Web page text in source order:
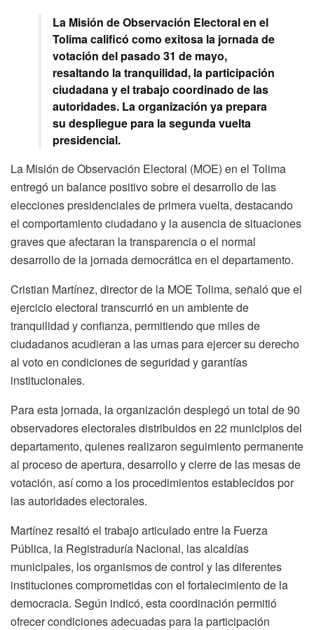
La Misión de Observación Electoral en el
Tolima calificó como exitosa la jornada de
votación del pasado 31 de mayo,
resaltando la tranquilidad, la participación
ciudadana y el trabajo coordinado de las
autoridades. La organización ya prepara
su despliegue para la segunda vuelta
presidencial.
La Misión de Observación Electoral (MOE) en el Tolima
entregó un balance positivo sobre el desarrollo de las
elecciones presidenciales de primera vuelta, destacando
el comportamiento ciudadano y la ausencia de situaciones
graves que afectaran la transparencia o el normal
desarrollo de la jornada democrática en el departamento.
Cristian Martínez, director de la MOE Tolima, señaló que el
ejercicio electoral transcurrió en un ambiente de
tranquilidad y confianza, permitiendo que miles de
ciudadanos acudieran a las urnas para ejercer su derecho
al voto en condiciones de seguridad y garantías
institucionales.
Para esta jornada, la organización desplegó un total de 90
observadores electorales distribuidos en 22 municipios del
departamento, quienes realizaron seguimiento permanente
al proceso de apertura, desarrollo y cierre de las mesas de
votación, así como a los procedimientos establecidos por
las autoridades electorales.
Martínez resaltó el trabajo articulado entre la Fuerza
Pública, la Registraduría Nacional, las alcaldías
municipales, los organismos de control y las diferentes
instituciones comprometidas con el fortalecimiento de la
democracia. Según indicó, esta coordinación permitió
ofrecer condiciones adecuadas para la participación